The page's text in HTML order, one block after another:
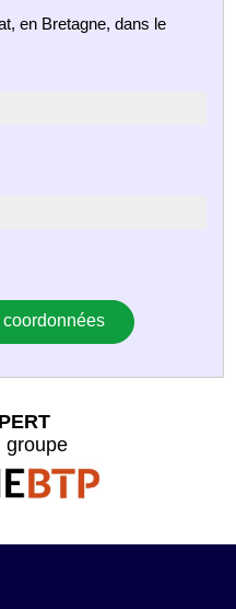
en Bretagne, dans le
groupe